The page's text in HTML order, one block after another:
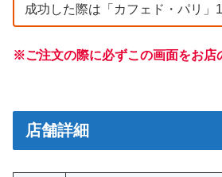
成功した際は「カフェド・パリ」
※ご注文の際に必ずこの画面をお店
店舗詳細